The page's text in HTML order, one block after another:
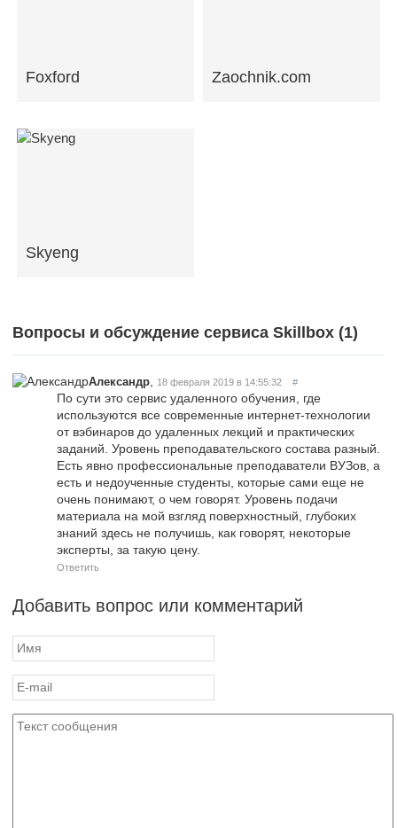
Foxford Zaochnik.com
Skyeng
Вопросы и обсуждение сервиса Skillbox (1)
Александр 18 февраля 2019 в 14:55:32 #
По сути это сервис удаленного обучения, где
используются все современные интернет-технологии
от вэбинаров до удаленных лекций и практических
заданий. Уровень преподавательского состава разный.
Есть явно профессиональные преподаватели ВУЗов, а
есть и недоученные студенты, которые сами еще не
очень понимают, о чем говорят. Уровень подачи
материала на мой взгляд поверхностный, глубоких
знаний здесь не получишь, как говорят, некоторые
эксперты, за такую цену.
Ответить
Добавить вопрос или комментарий